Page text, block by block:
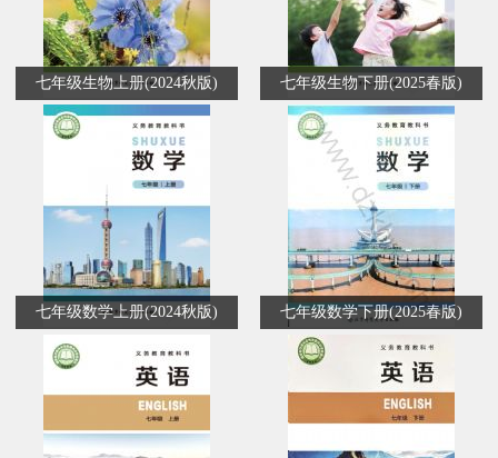
七年级生物上册(2024秋版) 七年级生物下册(2025春版)
七年级数学上册(2024秋版) 七年级数学下册(2025春版)